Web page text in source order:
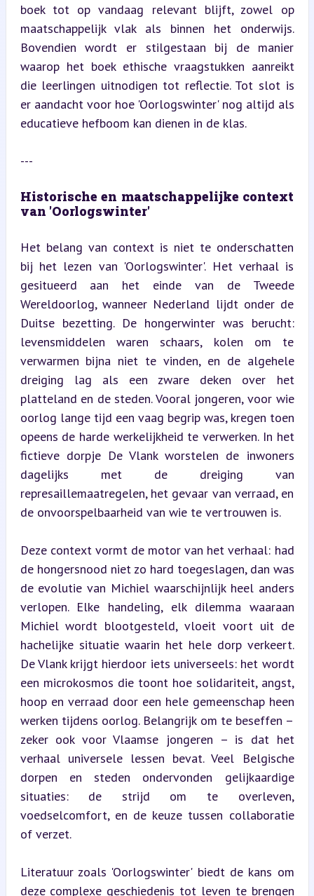
boek tot op vandaag relevant blijft, zowel op
maatschappelijk vlak als binnen het onderwijs.
Bovendien wordt er stilgestaan bij de manier
waarop het boek ethische vraagstukken aanreikt
die leerlingen uitnodigen tot reflectie. Tot slot is
er aandacht voor hoe 'Oorlogswinter' nog altijd als
educatieve hefboom kan dienen in de klas.
---
Historische en maatschappelijke context
van 'Oorlogswinter'
Het belang van context is niet te onderschatten
bij het lezen van 'Oorlogswinter'. Het verhaal is
gesitueerd aan het einde van de Tweede
Wereldoorlog, wanneer Nederland lijdt onder de
Duitse bezetting. De hongerwinter was berucht:
levensmiddelen waren schaars, kolen om te
verwarmen bijna niet te vinden, en de algehele
dreiging lag als een zware deken over het
platteland en de steden. Vooral jongeren, voor wie
oorlog lange tijd een vaag begrip was, kregen toen
opeens de harde werkelijkheid te verwerken. In het
fictieve dorpje De Vlank worstelen de inwoners
dagelijks met de dreiging van
represaillemaatregelen, het gevaar van verraad, en
de onvoorspelbaarheid van wie te vertrouwen is.
Deze context vormt de motor van het verhaal: had
de hongersnood niet zo hard toegeslagen, dan was
de evolutie van Michiel waarschijnlijk heel anders
verlopen. Elke handeling, elk dilemma waaraan
Michiel wordt blootgesteld, vloeit voort uit de
hachelijke situatie waarin het hele dorp verkeert.
De Vlank krijgt hierdoor iets universeels: het wordt
een microkosmos die toont hoe solidariteit, angst,
hoop en verraad door een hele gemeenschap heen
werken tijdens oorlog. Belangrijk om te beseffen –
zeker ook voor Vlaamse jongeren – is dat het
verhaal universele lessen bevat. Veel Belgische
dorpen en steden ondervonden gelijkaardige
situaties: de strijd om te overleven,
voedselcomfort, en de keuze tussen collaboratie
of verzet.
Literatuur zoals 'Oorlogswinter' biedt de kans om
deze complexe geschiedenis tot leven te brengen